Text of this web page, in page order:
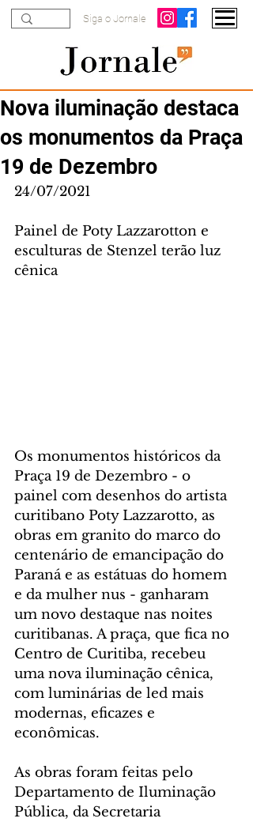
Siga o Jornale
Nova iluminação destaca
os monumentos da Praça
19 de Dezembro
24/07/2021
Painel de Poty Lazzarotton e
esculturas de Stenzel terão luz
cênica
Os monumentos históricos da
Praça 19 de Dezembro - o
painel com desenhos do artista
curitibano Poty Lazzarotto, as
obras em granito do marco do
centenário de emancipação do
Paraná e as estátuas do homem
e da mulher nus - ganharam
um novo destaque nas noites
curitibanas. A praça, que fica no
Centro de Curitiba, recebeu
uma nova iluminação cênica,
com luminárias de led mais
modernas, eficazes e
econômicas.
As obras foram feitas pelo
Departamento de Iluminação
Pública, da Secretaria